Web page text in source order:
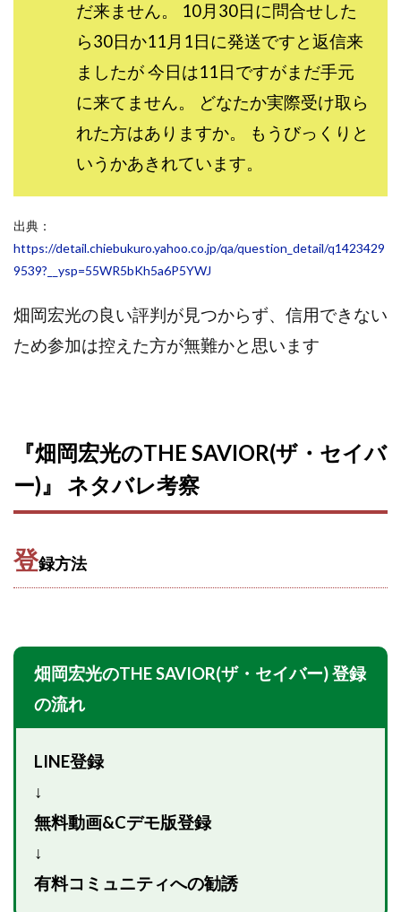
だ来ません。 10月30日に問合せした
ら30日か11月1日に発送ですと返信来
ましたが 今日は11日ですがまだ手元
に来てません。 どなたか実際受け取ら
れた方はありますか。 もうびっくりと
いうかあきれています。
出典：
https://detail.chiebukuro.yahoo.co.jp/qa/question_detail/q1423429
9539?__ysp=55WR5bKh5a6P5YWJ
畑岡宏光の良い評判が見つからず、信用できない
ため参加は控えた方が無難かと思います
『畑岡宏光のTHE SAVIOR(ザ・セイバ
ー)』 ネタバレ考察
登録方法
畑岡宏光のTHE SAVIOR(ザ・セイバー) 登録
の流れ
LINE登録
↓
無料動画&Cデモ版登録
↓
有料コミュニティへの勧誘
ミリオネアチャレンジ
ミリオンラボ(million labo)
ミリチャレ
みんなのハッピーワーク
ゆるリッチ
マネーキューピット
ライフアップ(LIFE UP)
ライブアドバイザーカレッジ
ライフデザイン出版合同会社
らくらくできるスマホ副業
リッチ ギャザリング
リッチ ルーラー
マネーの湖
マックス岩井
ネオナビ
ネオナビ 我有洋哉
ネオライフPROJECT(プロジェクト)
はるかコーチング
フィアナ
フォトチェッカー
マスターピース(MASTER PIECE)
フラットワーク
フルーツ(スマホをタップするだけ!?)
ホーム合同会社